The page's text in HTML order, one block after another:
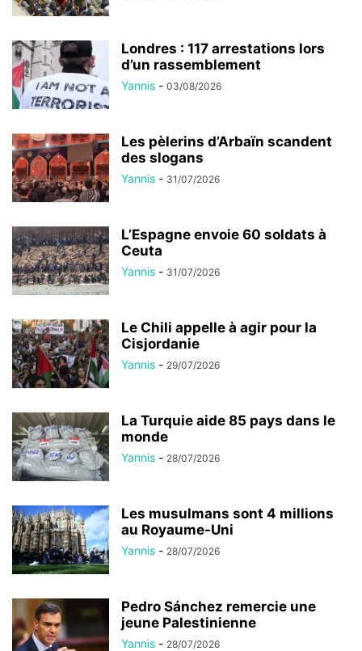
Londres : 117 arrestations lors
d’un rassemblement
Yannis - 03/08/2026
Les pèlerins d’Arbaïn scandent
des slogans
Yannis - 31/07/2026
L’Espagne envoie 60 soldats à
Ceuta
Yannis - 31/07/2026
Le Chili appelle à agir pour la
Cisjordanie
Yannis - 29/07/2026
La Turquie aide 85 pays dans le
monde
Yannis - 28/07/2026
Les musulmans sont 4 millions
au Royaume-Uni
Yannis - 28/07/2026
Pedro Sánchez remercie une
jeune Palestinienne
Yannis - 28/07/2026